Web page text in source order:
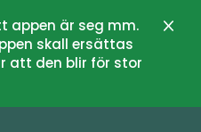
appen är seg mm.
skall ersättas
att den blir för stor